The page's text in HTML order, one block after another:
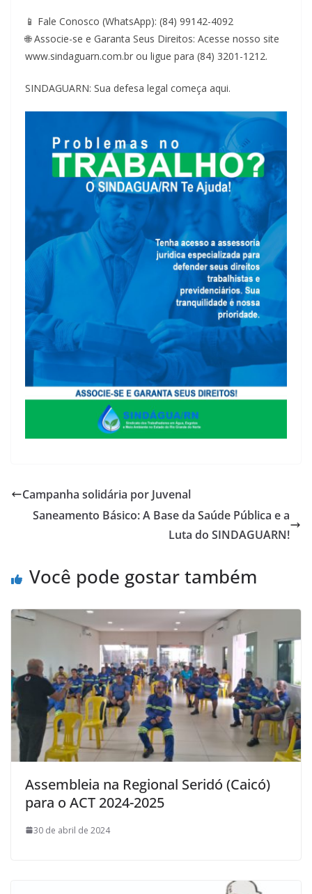
📱 Fale Conosco (WhatsApp): (84) 99142-4092
🌐 Associe-se e Garanta Seus Direitos: Acesse nosso site
www.sindaguarn.com.br ou ligue para (84) 3201-1212.
SINDAGUARN: Sua defesa legal começa aqui.
Campanha solidária por Juvenal
Saneamento Básico: A Base da Saúde Pública e a
Luta do SINDAGUARN!
Você pode gostar também
Assembleia na Regional Seridó (Caicó)
para o ACT 2024-2025
30 de abril de 2024